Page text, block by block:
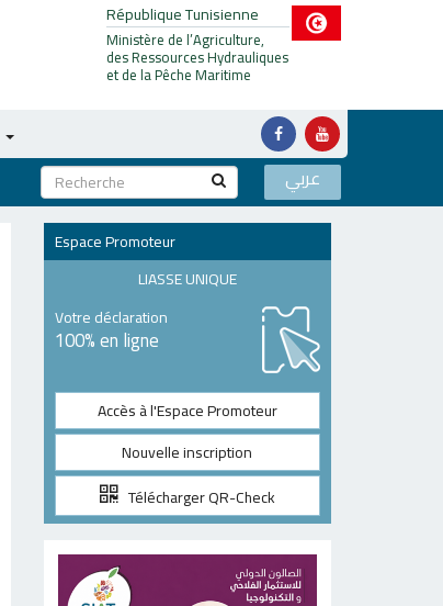
République Tunisienne
Ministère de l’Agriculture,
des Ressources Hydrauliques
et de la Pêche Maritime
عربي
Espace Promoteur
LIASSE UNIQUE
Votre déclaration
100% en ligne
Accès à l'Espace Promoteur
Nouvelle inscription
Télécharger QR-Check